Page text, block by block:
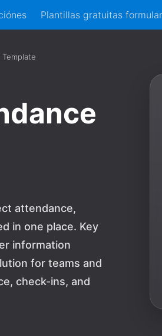
Plantillas gratuitas
attendance,
in one place. Key
information
for teams and
check-ins, and